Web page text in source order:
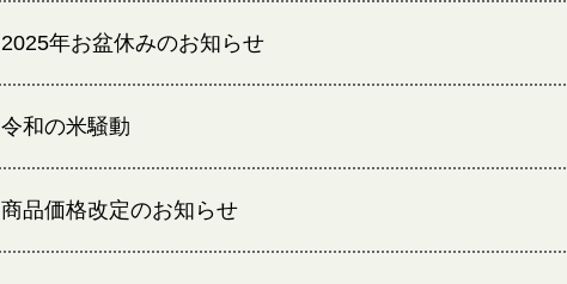
2025年お盆休みのお知らせ
令和の米騒動
商品価格改定のお知らせ